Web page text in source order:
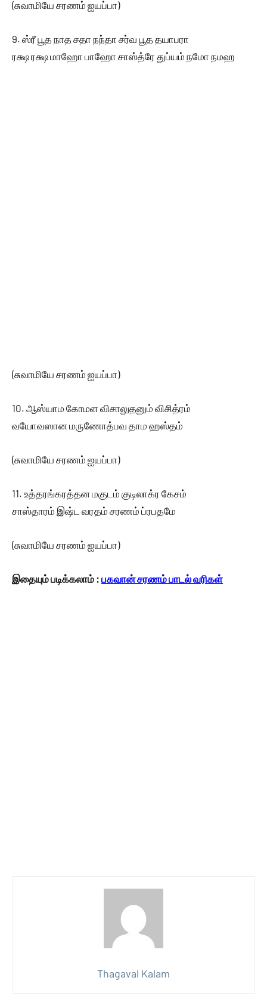
(சுவாமியே சரணம் ஐயப்பா)
9. ஸ்ரீ பூத நாத சதா நந்தா சர்வ பூத தயாபரா
ரக்ஷ ரக்ஷ மாஹோ பாஹோ சாஸ்த்ரே துப்யம் நமோ நமஹ
(சுவாமியே சரணம் ஐயப்பா)
10. ஆஸ்யாம கோமள விசாலுதனும் விசித்ரம்
வயோவஸான மருணோத்பவ தாம ஹஸ்தம்
(சுவாமியே சரணம் ஐயப்பா)
11. உத்தரங்கரத்தன மகுடம் குடிலாக்ர கேசம்
சாஸ்தாரம் இஷ்ட வரதம் சரணம் ப்ரபதமே
(சுவாமியே சரணம் ஐயப்பா)
இதையும் படிக்கலாம் : பகவான் சரணம் பாடல் வரிகள்
Thagaval Kalam